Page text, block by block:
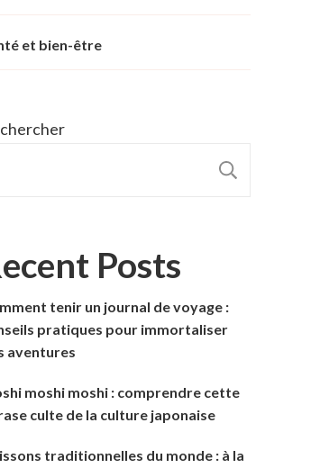
et bien-être
Posts
tenir un journal de voyage :
pratiques pour immortaliser
aventures
moshi moshi : comprendre cette
culte de la culture japonaise
traditionnelles du monde : à la